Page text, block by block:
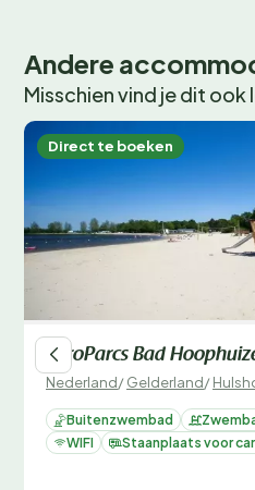
Andere
Misschien vind je dit ook
Direct te boeken
EuroParcs Bad
Nederland/Gelderland/
Buitenzwembad
WIFI
Staanplaats voor